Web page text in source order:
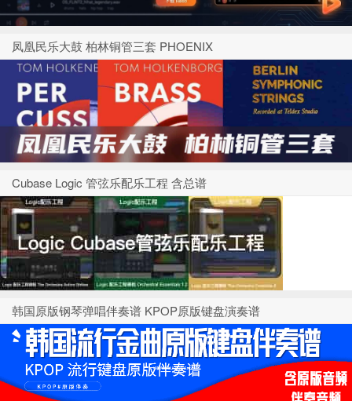
凤凰民乐大鼓 柏林铜管三套 PHOENIX
Cubase Logic 管弦乐配乐工程 含总谱
韩国原版钢琴弹唱伴奏谱 KPOP原版键盘演奏谱